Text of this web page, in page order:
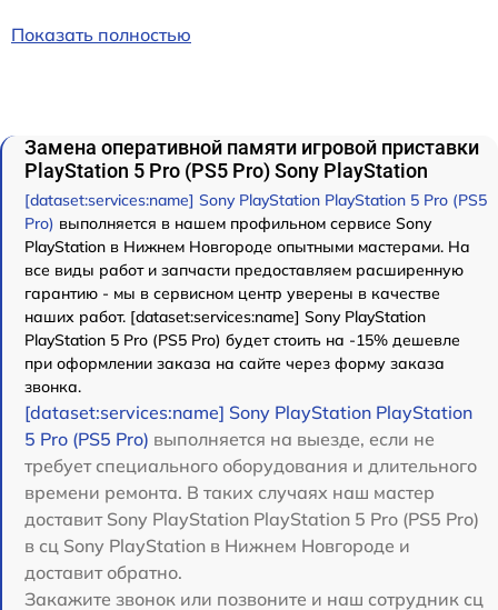
Показать полностью
Замена оперативной памяти игровой приставки
PlayStation 5 Pro (PS5 Pro) Sony PlayStation
[dataset:services:name] Sony PlayStation PlayStation 5 Pro (PS5
Pro) выполняется в нашем профильном сервисе Sony
PlayStation в Нижнем Новгороде опытными мастерами. На
все виды работ и запчасти предоставляем расширенную
гарантию - мы в сервисном центр уверены в качестве
наших работ. [dataset:services:name] Sony PlayStation
PlayStation 5 Pro (PS5 Pro) будет стоить на -15% дешевле
при оформлении заказа на сайте через форму заказа
звонка.
[dataset:services:name] Sony PlayStation PlayStation
5 Pro (PS5 Pro) выполняется на выезде, если не
требует специального оборудования и длительного
времени ремонта. В таких случаях наш мастер
доставит Sony PlayStation PlayStation 5 Pro (PS5 Pro)
в сц Sony PlayStation в Нижнем Новгороде и
доставит обратно.
Закажите звонок или позвоните и наш сотрудник сц